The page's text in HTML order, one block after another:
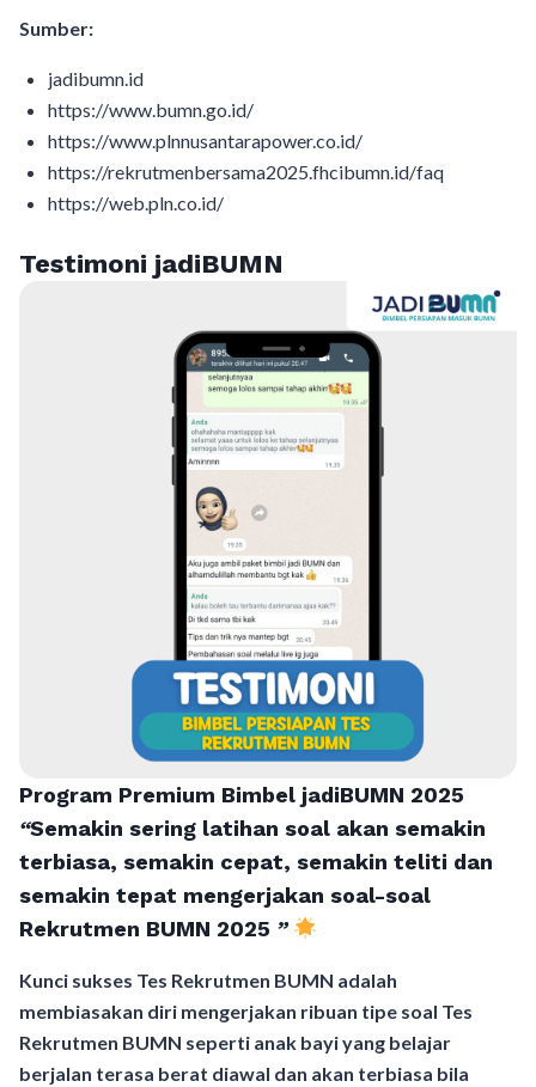
Sumber:
jadibumn.id
https://www.bumn.go.id/
https://www.plnnusantarapower.co.id/
https://rekrutmenbersama2025.fhcibumn.id/faq
https://web.pln.co.id/
Testimoni jadiBUMN
Program Premium Bimbel jadiBUMN 2025
“Semakin sering latihan soal akan semakin
terbiasa, semakin cepat, semakin teliti dan
semakin tepat mengerjakan soal-soal
Rekrutmen BUMN 2025 ”
Kunci sukses Tes Rekrutmen BUMN adalah
membiasakan diri mengerjakan ribuan tipe soal Tes
Rekrutmen BUMN seperti anak bayi yang belajar
berjalan terasa berat diawal dan akan terbiasa bila